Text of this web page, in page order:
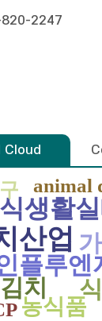
2247
Cloud
산업
식생활
플루엔
김치
농식품
animal